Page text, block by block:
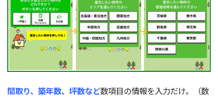
間取り、築年数、坪数など数項目の情報を入力だけ。（数